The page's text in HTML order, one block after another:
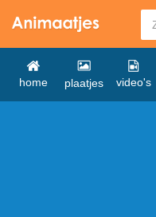
home plaatjes video's